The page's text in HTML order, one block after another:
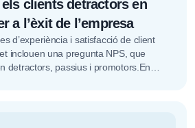
clients detractors en
a l’èxit de l’empresa
d’experiència i satisfacció de client
inclouen una pregunta NPS, que
detractors, passius i promotors.En